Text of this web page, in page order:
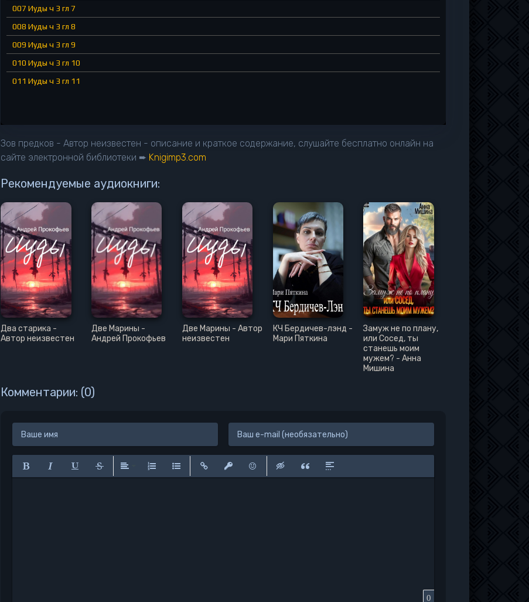
007 Иуды ч 3 гл 7
008 Иуды ч 3 гл 8
009 Иуды ч 3 гл 9
010 Иуды ч 3 гл 10
011 Иуды ч 3 гл 11
Зов предков - Автор неизвестен - описание и краткое содержание, слушайте бесплатно онлайн на
сайте электронной библиотеки ➨ Knigimp3.com
Рекомендуемые аудиокниги:
Два старика -
Автор неизвестен
Две Марины -
Андрей Прокофьев
Две Марины - Автор
неизвестен
КЧ Бердичев-лэнд -
Мари Пяткина
Замуж не по плану,
или Сосед, ты
станешь моим
мужем? - Анна
Мишина
Комментарии: (0)
0